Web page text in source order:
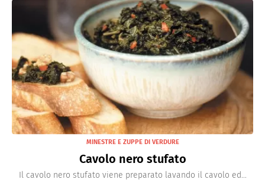
MINESTRE E ZUPPE DI VERDURE
Cavolo nero stufato
Il cavolo nero stufato viene preparato lavando il cavolo ed...